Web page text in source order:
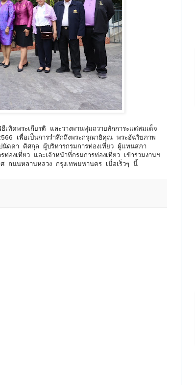
ดพระเกียรติ และวางพานพุ่มถวายสักการะแด่สมเด็จ
เพื่อเป็นการรำลึกถึงพระกรุณาธิคุณ พระอัฉริยภาพ
ดดา ดิศกุล ผู้บริหารกรมการท่องเที่ยว ผู้แทนสภา
งเที่ยว และเจ้าหน้าที่กรมการท่องเที่ยว เข้าร่วมงานฯ
ถนนหลานหลวง กรุงเทพมหานคร เมื่อเร็วๆ นี้